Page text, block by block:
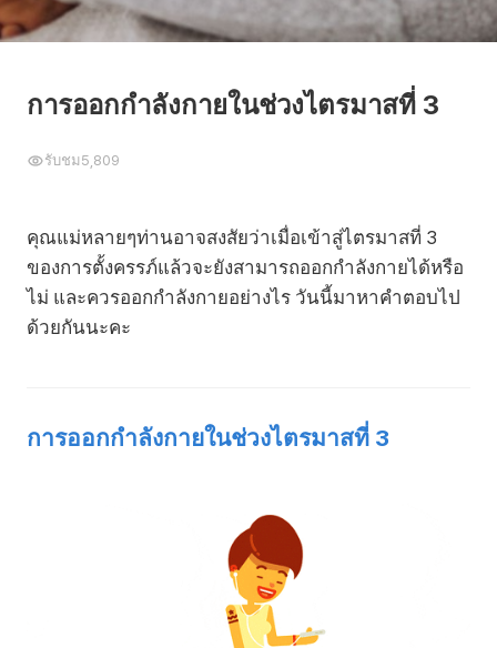
การออกกำลังกายในช่วงไตรมาสที่ 3
รับชม5,809
คุณแม่หลายๆท่านอาจสงสัยว่าเมื่อเข้าสู่ไตรมาสที่ 3
ของการตั้งครรภ์แล้วจะยังสามารถออกกำลังกายได้หรือ
ไม่ และควรออกกำลังกายอย่างไร วันนี้มาหาคำตอบไป
ด้วยกันนะคะ
การออกกำลังกายในช่วงไตรมาสที่ 3